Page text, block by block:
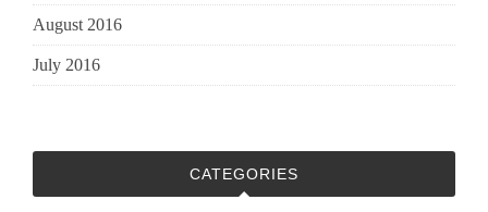
August 2016
July 2016
CATEGORIES